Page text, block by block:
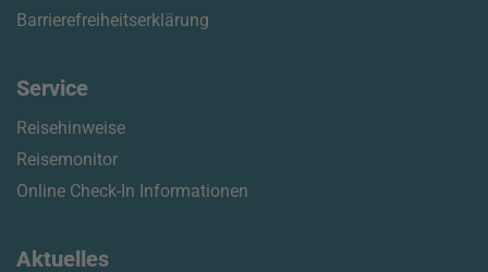
Barrierefreiheitserklärung
Service
Reisehinweise
Reisemonitor
Online Check-In Informationen
Aktuelles